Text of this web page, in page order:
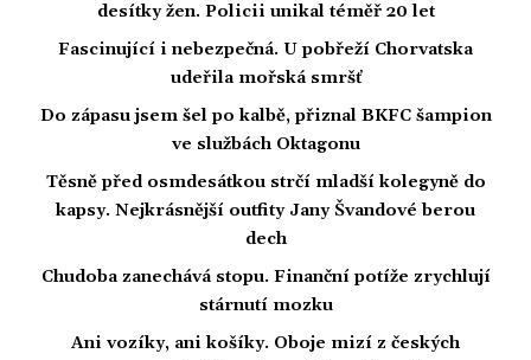
desítky žen. Policii unikal téměř 20 let
Fascinující i nebezpečná. U pobřeží Chorvatska
udeřila mořská smršť
Do zápasu jsem šel po kalbě, přiznal BKFC šampion
ve službách Oktagonu
Těsně před osmdesátkou strčí mladší kolegyně do
kapsy. Nejkrásnější outfity Jany Švandové berou
dech
Chudoba zanechává stopu. Finanční potíže zrychlují
stárnutí mozku
Ani vozíky, ani košíky. Oboje mizí z českých